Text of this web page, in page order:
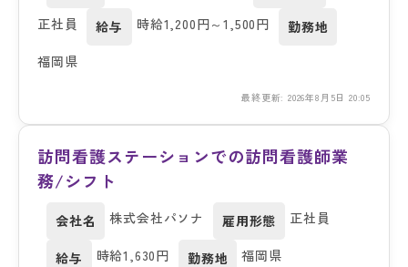
正社員
給与 時給1,200円～1,500円
勤務地
福岡県
最終更新: 2026年8月5日 20:05
訪問看護ステーションでの訪問看護師業
務/シフト
会社名 株式会社パソナ 雇用形態 正社員
給与 時給1,630円 勤務地 福岡県